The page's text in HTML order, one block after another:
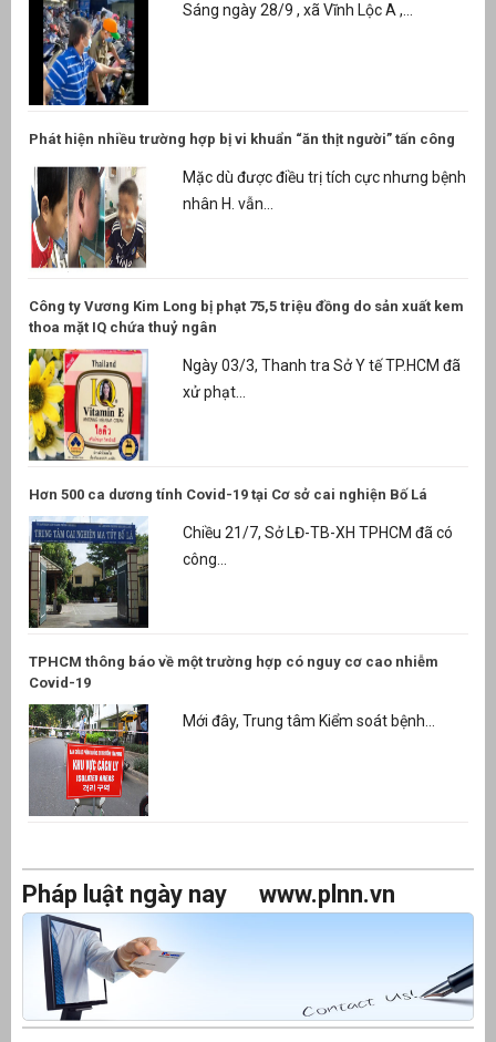
Sáng ngày 28/9 , xã Vĩnh Lộc A ,...
Phát hiện nhiều trường hợp bị vi khuẩn “ăn thịt người” tấn công
Mặc dù được điều trị tích cực nhưng bệnh
nhân H. vẫn...
Công ty Vương Kim Long bị phạt 75,5 triệu đồng do sản xuất kem
thoa mặt IQ chứa thuỷ ngân
Ngày 03/3, Thanh tra Sở Y tế TP.HCM đã
xử phạt...
Hơn 500 ca dương tính Covid-19 tại Cơ sở cai nghiện Bố Lá
Chiều 21/7, Sở LĐ-TB-XH TPHCM đã có
công...
TPHCM thông báo về một trường hợp có nguy cơ cao nhiễm
Covid-19
Mới đây, Trung tâm Kiểm soát bệnh...
Pháp luật ngày nay www.plnn.vn